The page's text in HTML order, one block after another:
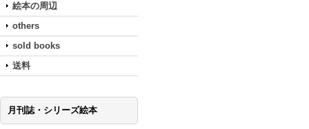
絵本の周辺
others
sold books
送料
月刊誌・シリーズ絵本